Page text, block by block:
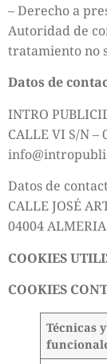
– Derecho a
Autoridad de
tratamiento no
Datos de
INTRO
CALLE VI S/N
Datos de
CALLE JOSÉ
04004
COOKIES
COOKIES
Técnicas y